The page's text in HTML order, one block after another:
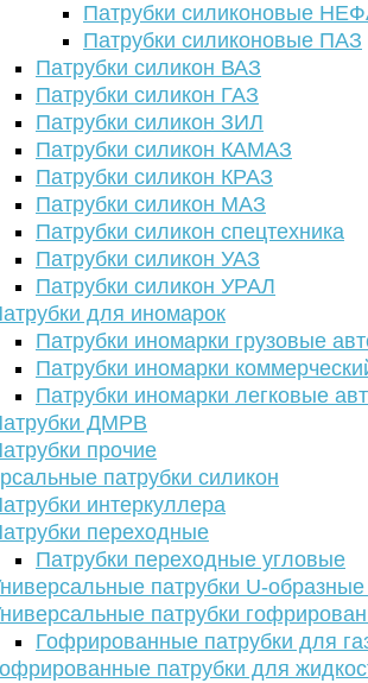
Патрубки силиконовые
Патрубки силиконовые ПАЗ
Патрубки силикон ВАЗ
Патрубки силикон ГАЗ
Патрубки силикон ЗИЛ
Патрубки силикон КАМАЗ
Патрубки силикон КРАЗ
Патрубки силикон МАЗ
Патрубки силикон спецтехника
Патрубки силикон УАЗ
Патрубки силикон УРАЛ
для иномарок
Патрубки иномарки грузовые
Патрубки иномарки
Патрубки иномарки легковые
ДМРВ
прочие
патрубки силикон
интеркуллера
переходные
Патрубки переходные угловые
патрубки U-
патрубки
Гофрированные патрубки для
патрубки для